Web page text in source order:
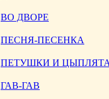
ВО ДВОРЕ
ПЕСНЯ-ПЕСЕНКА
ПЕТУШКИ И
ГАВ-ГАВ